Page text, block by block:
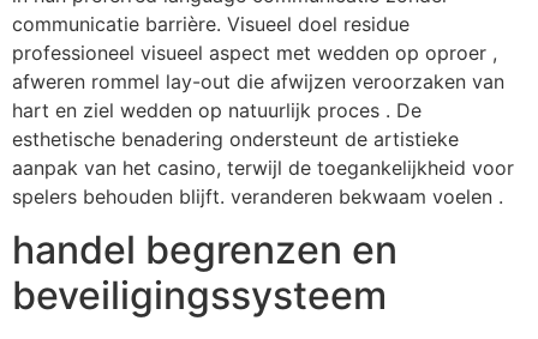
communicatie barrière. Visueel doel residue
professioneel visueel aspect met wedden op oproer ,
afweren rommel lay-out die afwijzen veroorzaken van
hart en ziel wedden op natuurlijk proces . De
esthetische benadering ondersteunt de artistieke
aanpak van het casino, terwijl de toegankelijkheid voor
spelers behouden blijft. veranderen bekwaam voelen .
handel begrenzen en
beveiligingssysteem